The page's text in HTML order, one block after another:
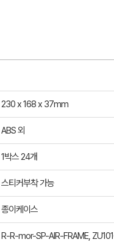
230 x 168 x 37mm
ABS 외
1박스 24개
스티커부착 가능
종이케이스
R-R-mor-SP-AIR-FRAME,